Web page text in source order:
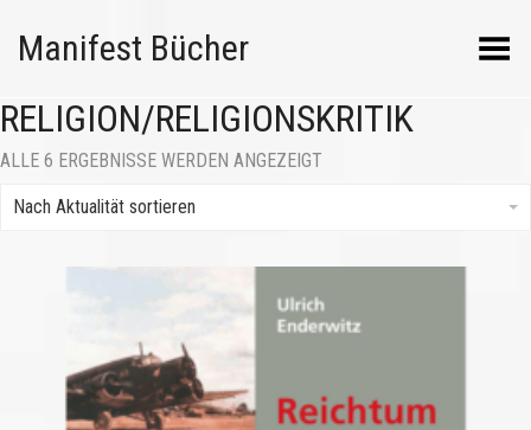
Manifest Bücher Menü umschalten
RELIGION/RELIGIONSKRITIK
ALLE 6 ERGEBNISSE WERDEN ANGEZEIGT
Nach Aktualität sortieren